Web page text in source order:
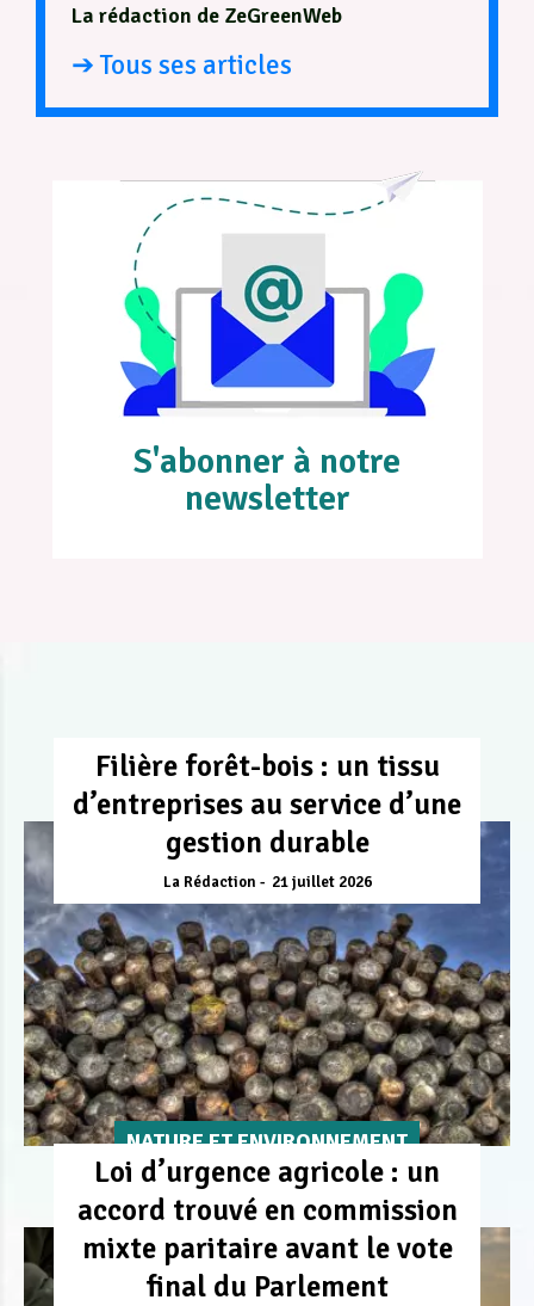
La rédaction de ZeGreenWeb
➔ Tous ses articles
S'abonner à notre
newsletter
Filière forêt-bois : un tissu
d’entreprises au service d’une
gestion durable
La Rédaction 21 juillet 2026
NATURE ET ENVIRONNEMENT
Loi d’urgence agricole : un
accord trouvé en commission
mixte paritaire avant le vote
final du Parlement